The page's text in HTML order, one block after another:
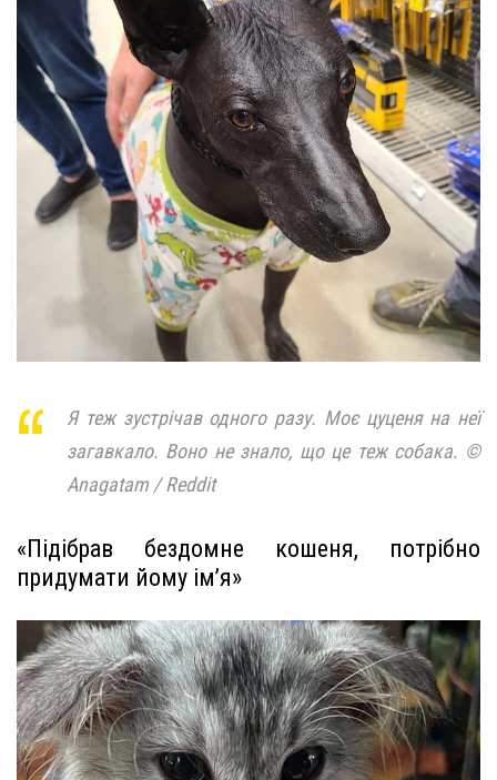
Я теж зустрічав одного разу. Моє цуценя на неї
загавкало. Воно не знало, що це теж собака. ©
Anagatam / Reddit
«Підібрав бездомне кошеня, потрібно
придумати йому ім’я»